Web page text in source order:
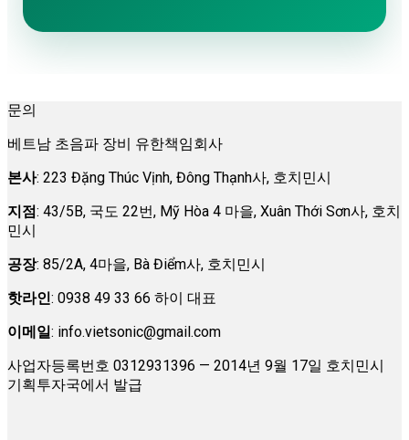
문의
베트남 초음파 장비 유한책임회사
본사: 223 Đặng Thúc Vịnh, Đông Thạnh사, 호치민시
지점: 43/5B, 국도 22번, Mỹ Hòa 4 마을, Xuân Thới Sơn사, 호치
민시
공장: 85/2A, 4마을, Bà Điểm사, 호치민시
핫라인: 0938 49 33 66 하이 대표
이메일: info.vietsonic@gmail.com
사업자등록번호 0312931396 — 2014년 9월 17일 호치민시
기획투자국에서 발급